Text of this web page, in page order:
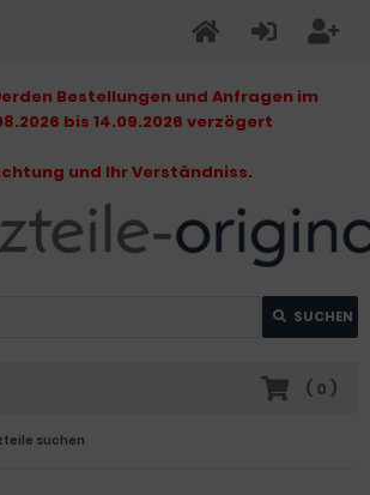
Bestellungen und Anfragen im
bis 14.09.2026 verzögert
und Ihr Verständniss.
SUCHEN
( 0 )
suchen